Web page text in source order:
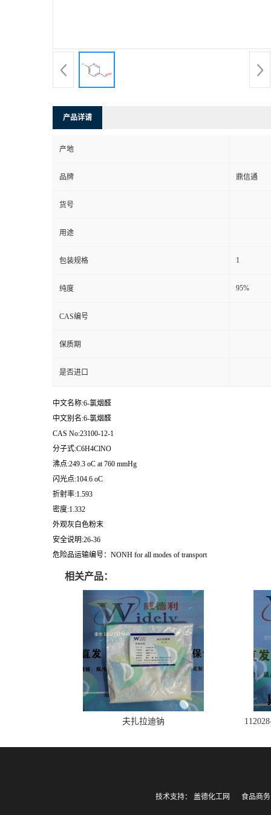
产品详请
产地
品牌 鼎信通
货号
用途
包装规格 1
纯度 95%
CAS编号
保质期
是否进口
中文名称:6-氯烟醛
中文别名:6-氯烟醛
CAS No:23100-12-1
分子式:C6H4ClNO
沸点:249.3 oC at 760 mmHg
闪光点:104.6 oC
折射率:1.593
密度:1.332
外观灰白色粉末
安全说明:26-36
危险品运输编号：NONH for all modes of transport
相关产品：
夫扎拉迪钠
技术支持： 盖德化工网 食品商